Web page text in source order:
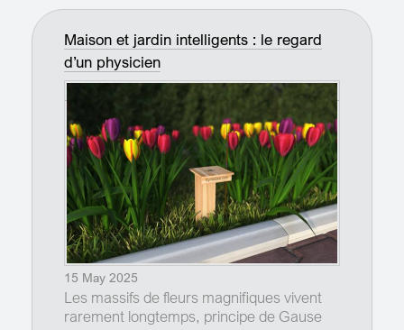
Maison et jardin intelligents : le regard
d’un physicien
15 May 2025
Les massifs de fleurs magnifiques vivent
rarement longtemps, principe de Gause